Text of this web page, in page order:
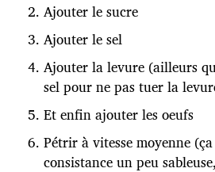
Ajouter le sucre
Ajouter le sel
Ajouter la levure (ailleurs
sel pour ne pas tuer la
Et enfin ajouter les oeufs
Pétrir à vitesse moyenne
consistance un peu